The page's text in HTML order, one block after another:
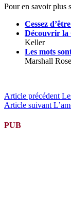
Pour en savoir plus
Cessez
Découvrir la
Keller
Les mots
Marshall
Lire
la
suite
Article précédent
Article suivant
PUB